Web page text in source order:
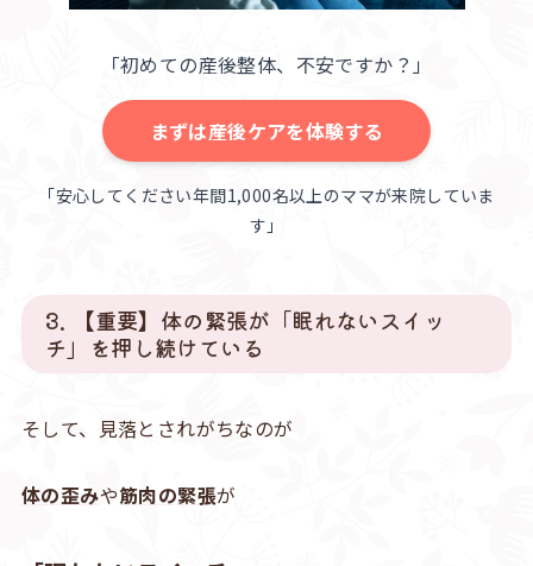
「初めての産後整体、不安ですか？」
まずは産後ケアを体験する
「安心してください年間1,000名以上のママが来院していま
す」
3. 【重要】体の緊張が「眠れないスイッ
チ」を押し続けている
そして、見落とされがちなのが
体の歪みや筋肉の緊張が